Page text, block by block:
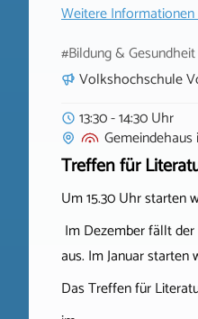
Weitere
#Bildung &
Volkshochschule
13:30 - 14:30 Uhr
Gemeindehaus
Treffen für
Um 15.30 Uhr starten
Im Dezember fällt
aus. Im Januar starten
Das Treffen für